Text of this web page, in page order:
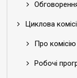
Циклова
Про комісію
Робочі